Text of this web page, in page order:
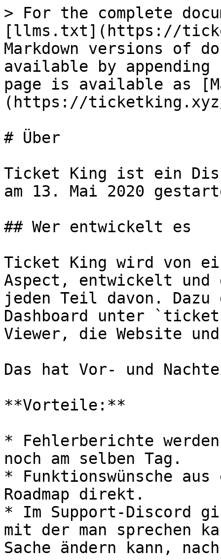
> For the complete
[llms.txt](https://
Markdown versions of
available by
page is available as
(https://ticketking.xyz/
# Über
Ticket King ist ein
am 13. Mai 2020
## Wer entwickelt es
Ticket King wird von
Aspect, entwickelt
jeden Teil davon. Dazu
Dashboard unter
Viewer, die Website
Das hat Vor- und
**Vorteile:**
* Fehlerberichte
noch am selben Tag.
* Funktionswünsche
Roadmap direkt.
* Im Support-Discord
mit der man sprechen
Sache ändern kann,